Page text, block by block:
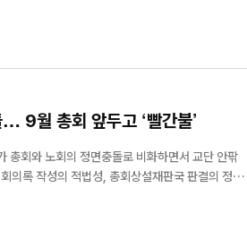
롯해 인솔교사, 청소년 스태프(YM), 영어 단기
9월 총회 앞두고 ‘빨간불’
총회와 노회의 정면충돌로 비화하면서 교단 안팎
양상이다. 특히 중서울노회가 총회를 향해 녹취